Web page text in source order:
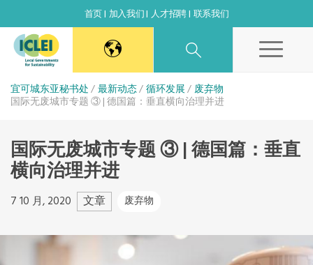
首页 加入我们 人才招聘 联系我们
东亚秘书处
日本办公室
北京代表处
高雄能力建设中心
宜可城东亚秘书处 最新动态 循环发展 废弃物
国际无废城市专题 ③ | 德国篇：垂直横向治理并进
国际无废城市专题 ③ | 德国篇：垂直
横向治理并进
7 10 月, 2020 文章 废弃物